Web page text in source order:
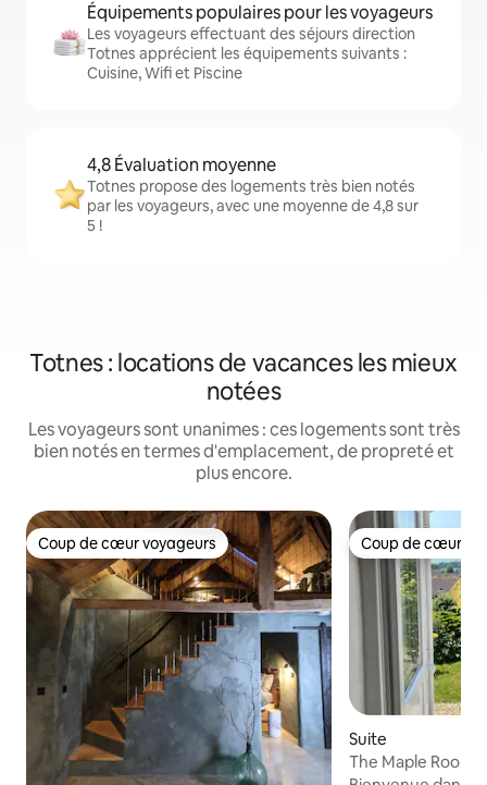
Équipements populaires pour les voyageurs
Les voyageurs effectuant des séjours direction
Totnes apprécient les équipements suivants :
Cuisine, Wifi et Piscine
4,8 Évaluation moyenne
Totnes propose des logements très bien notés
par les voyageurs, avec une moyenne de 4,8 sur
5 !
Totnes : locations de vacances les mieux
notées
Les voyageurs sont unanimes : ces logements sont très
bien notés en termes d'emplacement, de propreté et
plus encore.
Coup de cœur voyageurs
Coup de cœur voyageurs Coup de cœur
Coup de cœur
Suite
The Maple